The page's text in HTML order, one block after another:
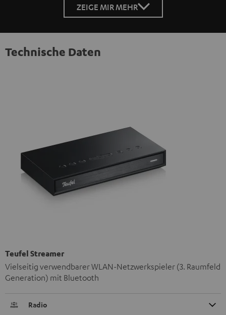
ZEIGE MIR MEHR
Technische Daten
Teufel Streamer
Vielseitig verwendbarer WLAN-Netzwerkspieler (3. Raumfeld
Generation) mit Bluetooth
Radio